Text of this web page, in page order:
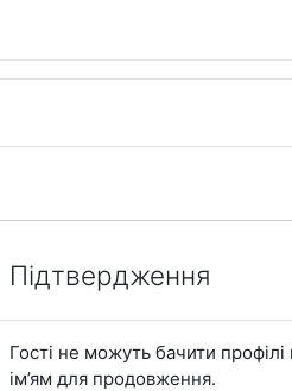
Підтвердження
Гості не можуть бачити профілі
ім’ям для продовження.